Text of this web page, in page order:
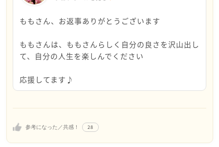
来ない可哀想な人だな…と思ってしまいます
ももさんにとっては、母親なのでなかなか冷静に「こ
の人はこんな人」というより先に感情が来てしまうか
さんと距離を取ってみませんか？
後は、電話やメールが来ても忙しいからと素っ気なく
参考になった／共感！ 28
いやなのに囚われてしまうより、気持ちをほかのこ
母と面と向かう必要はないのですね。
そんな風に今まで考えることができなかったので、
ここに相談して、本当に良かったです。
ニコハナさま、どうもありがとうございました。
ありがとうございました。
ももさん、お返事ありがとうございます
ももさんは、ももさんらしく自分の良さを沢山出し
て、自分の人生を楽しんでください
応援してます♪